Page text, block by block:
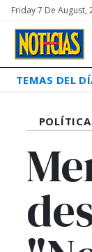
Friday 7 De August,
TEMAS DEL